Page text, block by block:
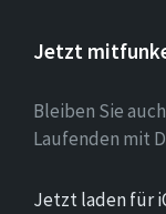
Jetzt
Bleiben Sie
Laufenden mit
Jetzt laden für